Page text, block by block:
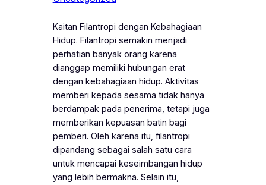
Kaitan Filantropi dengan Kebahagiaan
Hidup. Filantropi semakin menjadi
perhatian banyak orang karena
dianggap memiliki hubungan erat
dengan kebahagiaan hidup. Aktivitas
memberi kepada sesama tidak hanya
berdampak pada penerima, tetapi juga
memberikan kepuasan batin bagi
pemberi. Oleh karena itu, filantropi
dipandang sebagai salah satu cara
untuk mencapai keseimbangan hidup
yang lebih bermakna. Selain itu,